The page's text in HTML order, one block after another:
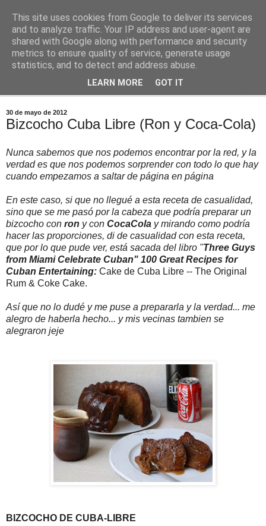
Comoju
La Cocina del Día a Día y el día a día de la Gastronomía
30 de mayo de 2012
Bizcocho Cuba Libre (Ron y Coca-Cola)
Nunca sabemos que nos podemos encontrar por la red, y la
verdad es que nos podemos sorprender con todo lo que hay
cuando empezamos a saltar de página en página
En este caso, si que no llegué a esta receta de casualidad,
sino que se me pasó por la cabeza que podría preparar un
bizcocho con ron y con CocaCola y mirando como podría
hacer las proporciones, di de casualidad con esta receta,
que por lo que pude ver, está sacada del libro "Three Guys
from Miami Celebrate Cuban" 100 Great Recipes for
Cuban Entertaining: Cake de Cuba Libre -- The Original
Rum & Coke Cake.
Así que no lo dudé y me puse a prepararla y la verdad... me
alegro de haberla hecho... y mis vecinas tambien se
alegraron jeje
BIZCOCHO DE CUBA-LIBRE
This site uses cookies from Google to deliver its services
and to analyze traffic. Your IP address and user-agent are
shared with Google along with performance and security
metrics to ensure quality of service, generate usage
statistics, and to detect and address abuse.
LEARN MORE GOT IT